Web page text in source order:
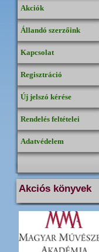
Akciók
Állandó szerzőink
Kapcsolat
Regisztráció
Új jelszó kérése
Rendelés feltételei
Adatvédelem
Akciós könyvek